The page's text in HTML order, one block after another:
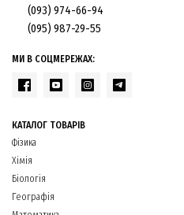
(093) 974-66-94
(095) 987-29-55
МИ В СОЦМЕРЕЖАХ:
КАТАЛОГ ТОВАРІВ
Фізика
Хімія
Біологія
Географія